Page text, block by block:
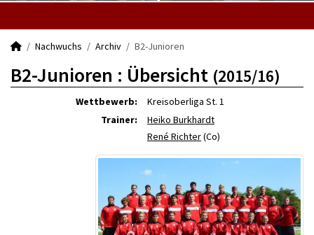
Nachwuchs Archiv B2-Junioren
B2-Junioren : Übersicht (2015/16)
Wettbewerb:
Kreisoberliga St. 1
Trainer:
Heiko Burkhardt
René Richter(Co)